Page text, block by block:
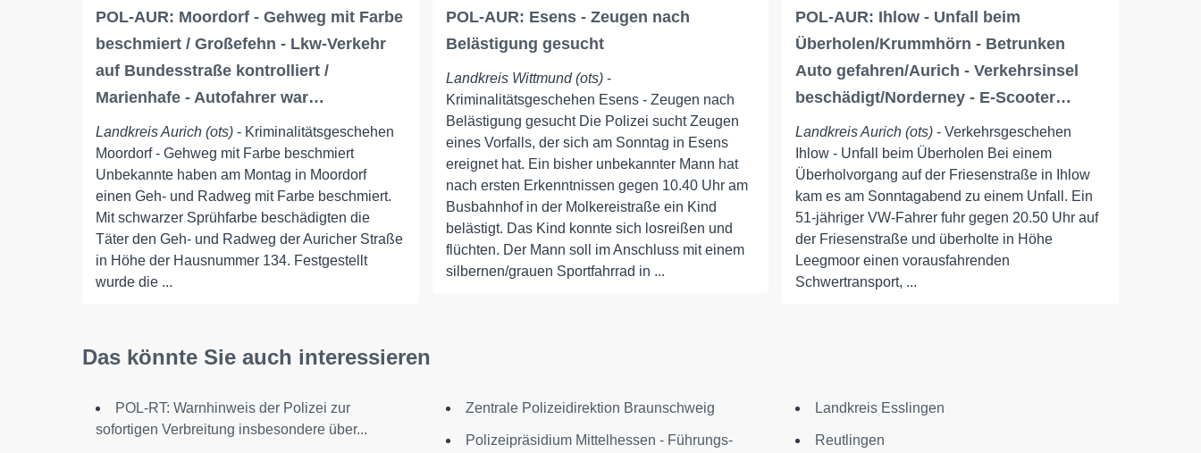
POL-AUR: Moordorf - Gehweg mit Farbe
beschmiert / Großefehn - Lkw-Verkehr
auf Bundesstraße kontrolliert /
Marienhafe - Autofahrer war…
Landkreis Aurich (ots) - Kriminalitätsgeschehen
Moordorf - Gehweg mit Farbe beschmiert
Unbekannte haben am Montag in Moordorf
einen Geh- und Radweg mit Farbe beschmiert.
Mit schwarzer Sprühfarbe beschädigten die
Täter den Geh- und Radweg der Auricher Straße
in Höhe der Hausnummer 134. Festgestellt
wurde die ...
POL-AUR: Esens - Zeugen nach
Belästigung gesucht
Landkreis Wittmund (ots)-
Kriminalitätsgeschehen Esens - Zeugen nach
Belästigung gesucht Die Polizei sucht Zeugen
eines Vorfalls, der sich am Sonntag in Esens
ereignet hat. Ein bisher unbekannter Mann hat
nach ersten Erkenntnissen gegen 10.40 Uhr am
Busbahnhof in der Molkereistraße ein Kind
belästigt. Das Kind konnte sich losreißen und
flüchten. Der Mann soll im Anschluss mit einem
silbernen/grauen Sportfahrrad in ...
POL-AUR: Ihlow - Unfall beim
Überholen/Krummhörn - Betrunken
Auto gefahren/Aurich - Verkehrsinsel
beschädigt/Norderney - E-Scooter…
Landkreis Aurich (ots) - Verkehrsgeschehen
Ihlow - Unfall beim Überholen Bei einem
Überholvorgang auf der Friesenstraße in Ihlow
kam es am Sonntagabend zu einem Unfall. Ein
51-jähriger VW-Fahrer fuhr gegen 20.50 Uhr auf
der Friesenstraße und überholte in Höhe
Leegmoor einen vorausfahrenden
Schwertransport, ...
Das könnte Sie auch interessieren
POL-RT: Warnhinweis der Polizei zur
sofortigen Verbreitung insbesondere über...
Zentrale Polizeidirektion Braunschweig
Polizeipräsidium Mittelhessen - Führungs-
Landkreis Esslingen
Reutlingen